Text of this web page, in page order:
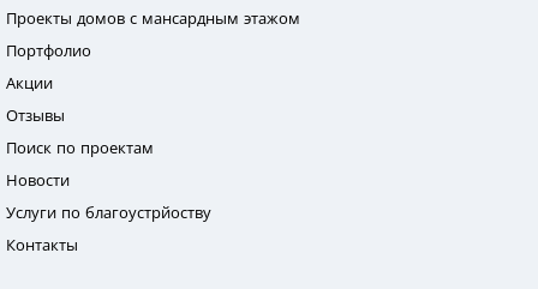
Проекты домов с мансардным этажом
Портфолио
Акции
Отзывы
Поиск по проектам
Новости
Услуги по благоустрйоству
Контакты